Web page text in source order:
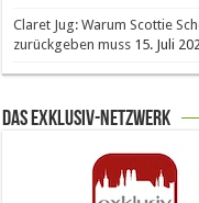
Claret Jug: Warum Scottie
zurückgeben muss 15. Juli
Das Exklusiv-Netzwerk